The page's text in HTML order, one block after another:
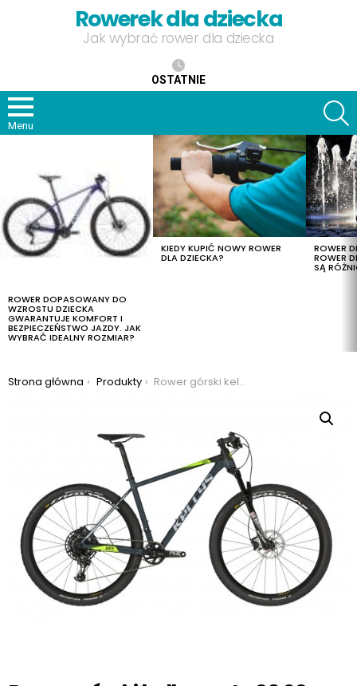
Rowerek dla dziecka
Jak wybrać rower dla dziecka
OSTATNIE
Menu
ROWER DOPASOWANY DO
WZROSTU DZIECKA
GWARANTUJE KOMFORT I
BEZPIECZEŃSTWO JAZDY. JAK
WYBRAĆ IDEALNY ROZMIAR?
KIEDY KUPIĆ NOWY ROWER
DLA DZIECKA?
ROWER
ROWER
SĄ
Jesteś tutaj:
Strona główna Produkty Rower górski kellys gate 90 29 2019